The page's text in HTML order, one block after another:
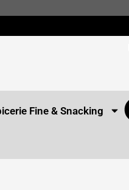
Fine & Snacking